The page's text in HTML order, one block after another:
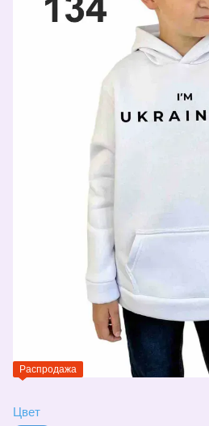
Распродажа
Цвет